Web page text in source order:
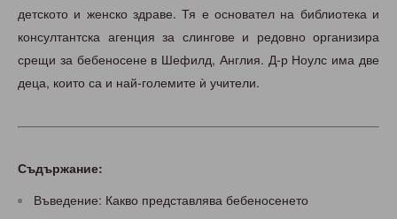
детското и женско здраве. Тя е основател на библиотека и
консултантска агенция за слингове и редовно организира
срещи за бебеносене в Шефилд, Англия. Д-р Ноулс има две
деца, които са и най-големите ѝ учители.
Съдържание:
Въведение: Какво представлява бебеносенето